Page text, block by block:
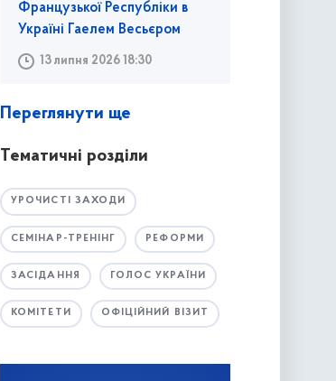
Французької Республіки в
Україні Гаелем Весьєром
13 липня 2026 18:30
Переглянути ще
Тематичні розділи
УРОЧИСТІ ЗАХОДИ
СЕМІНАР-ТРЕНІНГ РЕФОРМИ
ЗАСІДАННЯ ГОЛОС УКРАЇНИ
КОМІТЕТИ ОФІЦІЙНИЙ ВІЗИТ